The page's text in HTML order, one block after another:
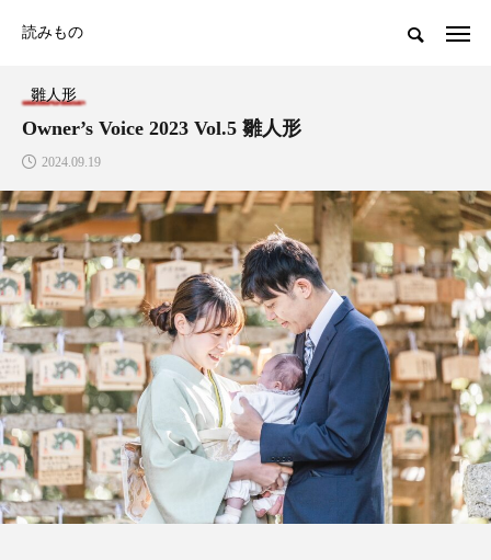
読みもの
雛人形
Owner’s Voice 2023 Vol.5 雛人形
2024.09.19